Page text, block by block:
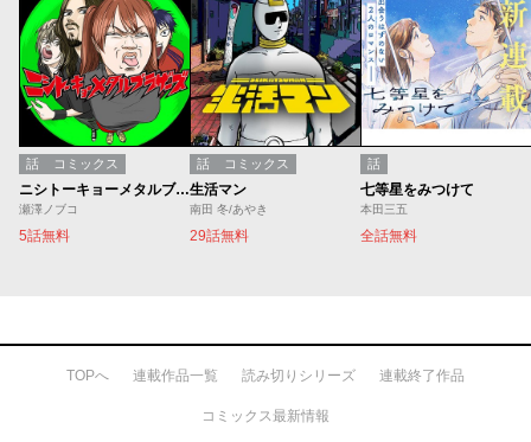
話 コミックス
ニシトーキョーメタルブラザーズ
瀬澤ノブコ
5話無料
話 コミックス
生活マン
南田 冬/あやき
29話無料
話
七等星をみつけて
本田三五
全話無料
TOPへ 連載作品一覧 読み切りシリーズ 連載終了作品
コミックス最新情報